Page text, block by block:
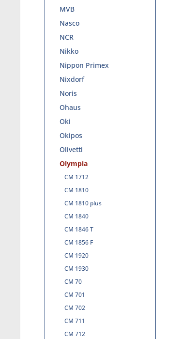
MVB
Nasco
NCR
Nikko
Nippon Primex
Nixdorf
Noris
Ohaus
Oki
Okipos
Olivetti
Olympia
CM 1712
CM 1810
CM 1810 plus
CM 1840
CM 1846 T
CM 1856 F
CM 1920
CM 1930
CM 70
CM 701
CM 702
CM 711
CM 712